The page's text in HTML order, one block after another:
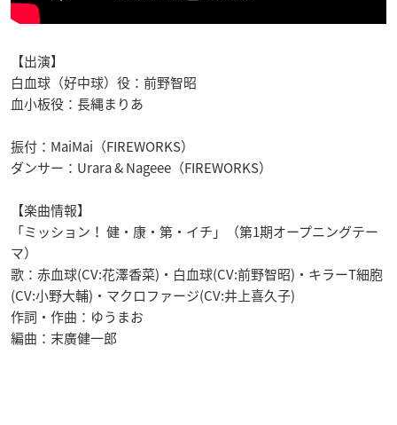
【出演】
白血球（好中球）役：前野智昭
血小板役：長縄まりあ
振付：MaiMai（FIREWORKS）
ダンサー：Urara & Nageee（FIREWORKS）
【楽曲情報】
「ミッション！ 健・康・第・イチ」（第1期オープニングテー
マ）
歌：赤血球(CV:花澤香菜)・白血球(CV:前野智昭)・キラーT細胞
(CV:小野大輔)・マクロファージ(CV:井上喜久子)
作詞・作曲：ゆうまお
編曲：末廣健一郎